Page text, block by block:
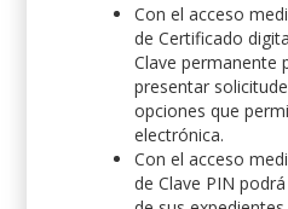
Con el acceso
de Certificado
Clave permanente
presentar
opciones que
electrónica.
Con el acceso
de Clave PIN